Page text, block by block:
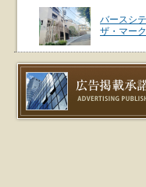
バースシテ
ザ・マー